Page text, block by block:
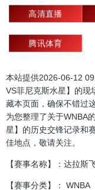
高清直播
腾讯体育
本站提供2026-06-12
VS菲尼克斯水星】的现
藏本页面，确保不错过
为您整理了关于WNBA
星】的历史交锋记录和
佳地点，敬请关注。
【赛事名称】：达拉斯
【赛事分类】： WNBA